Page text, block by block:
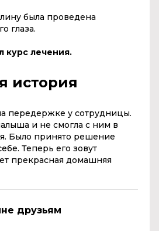
была проведена
глаза.
курс лечения.
история
передержке у сотрудницы.
и не смогла с ним в
Было принято решение
Теперь его зовут
прекрасная домашняя
друзьям